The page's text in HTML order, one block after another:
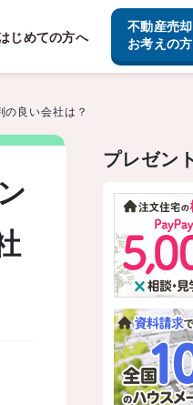
じめての方へ
不動産売
お考えの
良い会社は？
プレゼン